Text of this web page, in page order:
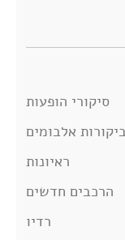
סיקורי הופעות
אלבומים
ראיונות
הרכבים חדשים
רדיו